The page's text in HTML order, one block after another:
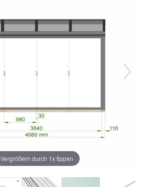
Vergrößern durch 1x tippen